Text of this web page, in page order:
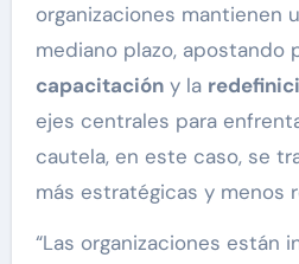
organizaciones mantienen
mediano plazo, apostando
capacitacióny la
ejes centrales para
cautela, en este caso, se
más estratégicas y menos
“Las organizaciones están